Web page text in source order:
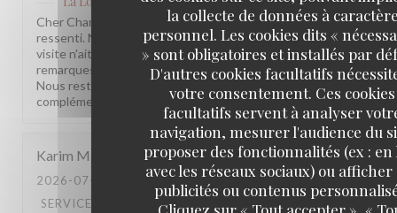
la collecte de données à
personnel. Les cookies dits «
» sont obligatoires et installés par
D'autres cookies facultatifs
votre consentement. Ces cookies
facultatifs servent à analyser
navigation, mesurer l'audience du
proposer des fonctionnalités (ex : en
avec les réseaux sociaux) ou afficher
publicités ou contenus
Cliquez sur « Tout accepter », «
Cher Charles, Merci d'avoir pris le temps de partager votre
ressenti. Nous sommes sincèrement désolés que votre
visite n'ait pas été à la hauteur de vos attentes. Vos
remarques sont précieuses et nous les prenons à cœur.
Nous restons à votre disposition pour tout échange
complémentaire. L'équipe de la Brasserie La Lorraine
Karim M
2026-07-17
- 20:30 - COUVERTS 2
SERVICE
AMBIANCE CUISINE
: